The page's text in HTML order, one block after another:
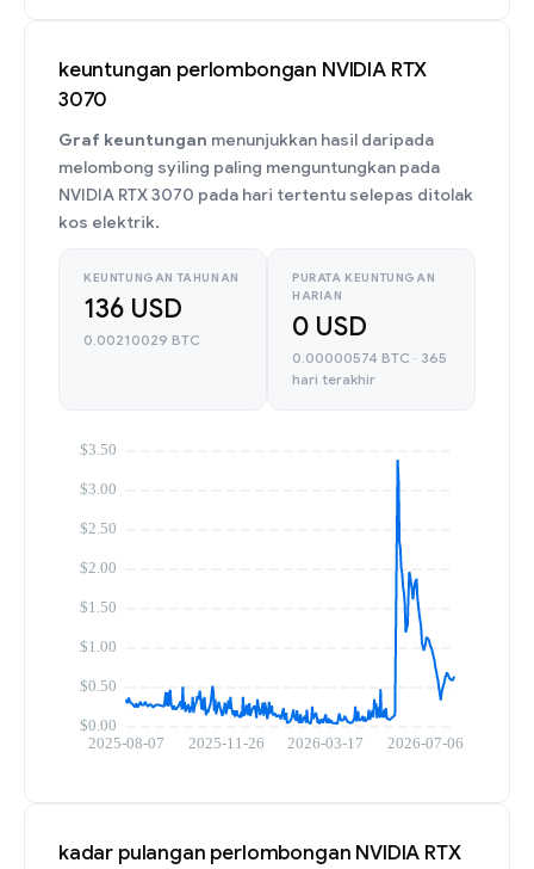
keuntungan perlombongan NVIDIA RTX
3070
Graf keuntungan menunjukkan hasil daripada
melombong syiling paling menguntungkan pada
NVIDIA RTX 3070 pada hari tertentu selepas ditolak
kos elektrik.
KEUNTUNGAN TAHUNAN
136 USD
0.00210029 BTC
PURATA KEUNTUNGAN
HARIAN
0 USD
0.00000574 BTC · 365
hari terakhir
kadar pulangan perlombongan NVIDIA RTX